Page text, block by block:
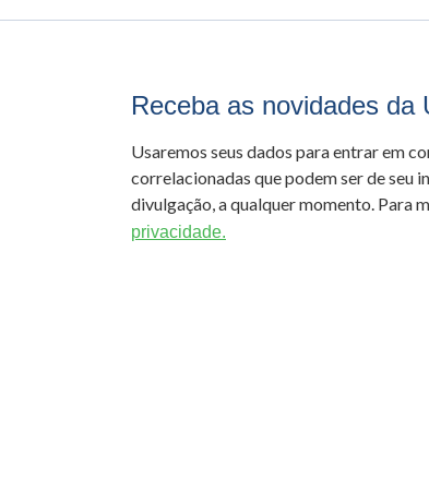
Receba as novidades da
Usaremos seus dados para entrar em
correlacionadas que podem ser de seu
divulgação, a qualquer momento. Para
privacidade.